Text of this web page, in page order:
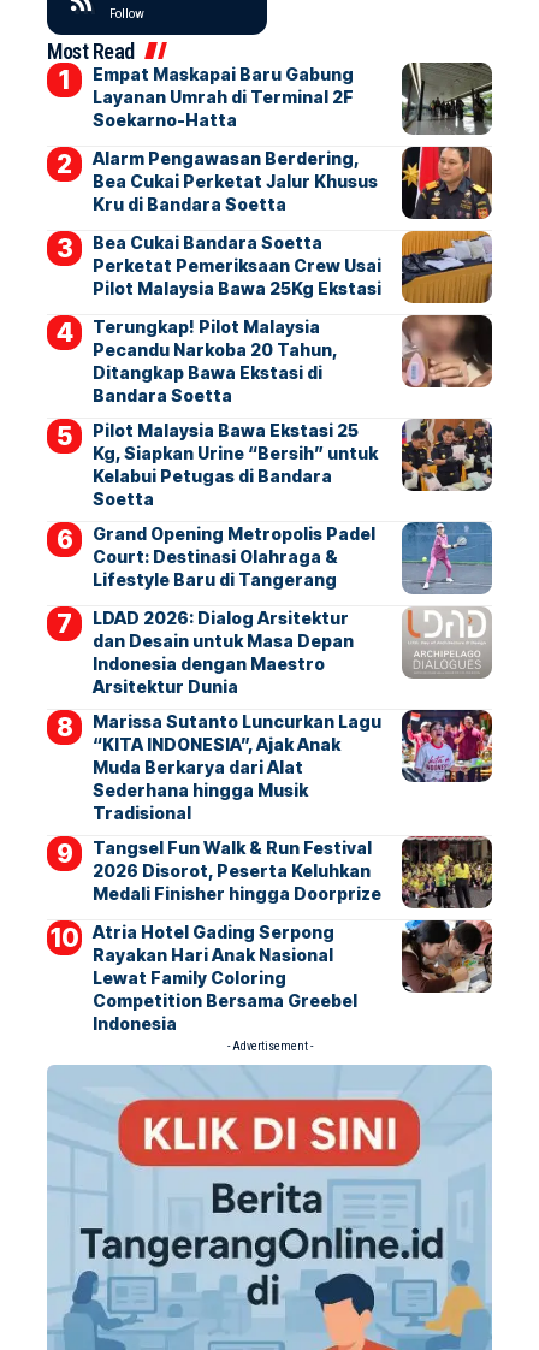
Follow
Most Read
Empat Maskapai Baru Gabung
Layanan Umrah di Terminal 2F
Soekarno-Hatta
Alarm Pengawasan Berdering,
Bea Cukai Perketat Jalur Khusus
Kru di Bandara Soetta
Bea Cukai Bandara Soetta
Perketat Pemeriksaan Crew Usai
Pilot Malaysia Bawa 25Kg Ekstasi
Terungkap! Pilot Malaysia
Pecandu Narkoba 20 Tahun,
Ditangkap Bawa Ekstasi di
Bandara Soetta
Pilot Malaysia Bawa Ekstasi 25
Kg, Siapkan Urine “Bersih” untuk
Kelabui Petugas di Bandara
Soetta
Grand Opening Metropolis Padel
Court: Destinasi Olahraga &
Lifestyle Baru di Tangerang
LDAD 2026: Dialog Arsitektur
dan Desain untuk Masa Depan
Indonesia dengan Maestro
Arsitektur Dunia
Marissa Sutanto Luncurkan Lagu
“KITA INDONESIA”, Ajak Anak
Muda Berkarya dari Alat
Sederhana hingga Musik
Tradisional
Tangsel Fun Walk & Run Festival
2026 Disorot, Peserta Keluhkan
Medali Finisher hingga Doorprize
Atria Hotel Gading Serpong
Rayakan Hari Anak Nasional
Lewat Family Coloring
Competition Bersama Greebel
Indonesia
- Advertisement -